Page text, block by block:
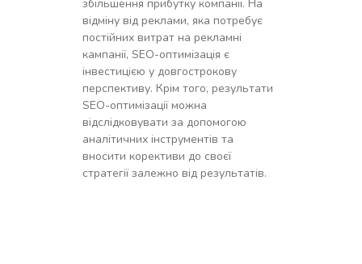
збільшення прибутку компанії. На
відміну від реклами, яка потребує
постійних витрат на рекламні
кампанії, SEO-оптимізація є
інвестицією у довгострокову
перспективу. Крім того, результати
SEO-оптимізації можна
відслідковувати за допомогою
аналітичних інструментів та
вносити корективи до своєї
стратегії залежно від результатів.